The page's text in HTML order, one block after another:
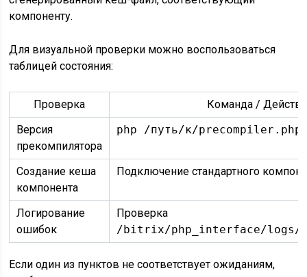
компоненту.
Для визуальной проверки можно воспользоваться
таблицей состояния:
Проверка
Команда /
Версия
прекомпилятора
php /путь/к/
Создание кеша
компонента
Подключение стандартного
Логирование
ошибок
Проверка
/bitrix/php_interface/logs/
Если один из пунктов не соответствует ожиданиям,